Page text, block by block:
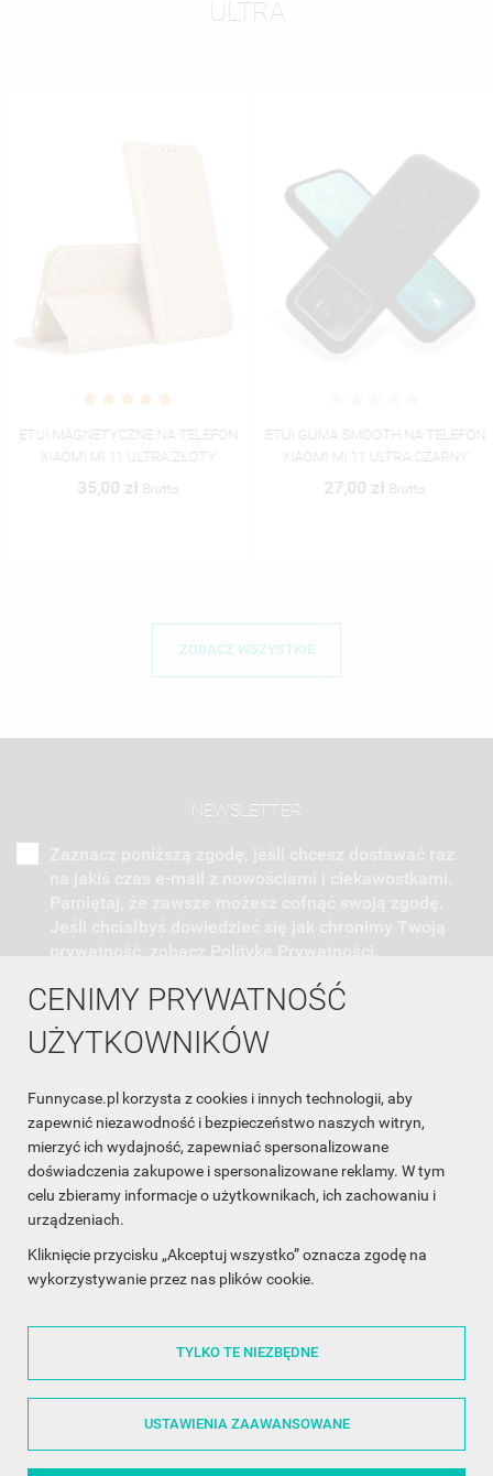
CENIMY PRYWATNOŚĆ
UŻYTKOWNIKÓW
Funnycase.pl korzysta z cookies i innych technologii, aby
zapewnić niezawodność i bezpieczeństwo naszych witryn,
mierzyć ich wydajność, zapewniać spersonalizowane
doświadczenia zakupowe i spersonalizowane reklamy. W tym
celu zbieramy informacje o użytkownikach, ich zachowaniu i
urządzeniach.
Kliknięcie przycisku „Akceptuj wszystko” oznacza zgodę na
wykorzystywanie przez nas plików cookie.
TYLKO TE NIEZBĘDNE
USTAWIENIA ZAAWANSOWANE
ULTRA
ETUI MAGNETYCZNE NA TELEFON
XIAOMI MI 11 ULTRA ZŁOTY
35,00 zł Brutto
ETUI GUMA SMOOTH NA TELEFON
XIAOMI MI 11 ULTRA CZARNY
27,00 zł Brutto
ZOBACZ WSZYSTKIE
NEWSLETTER
INFORMACJA O SKLEPIE
INFORMACJE
OBSŁUGA KLIENTA
WSPÓŁPRACA
ŚLEDŹ NAS NA FACEBOOKU
Made with❤in Poland